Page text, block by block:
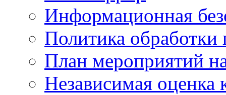
Информационная
Политика
План мероприятий
Независимая оценка